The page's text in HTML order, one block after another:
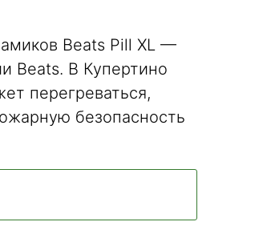
Beats Pill XL —
Beats. В Купертино
перегреваться,
безопасность